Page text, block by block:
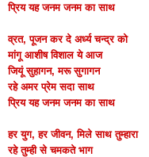
प्रिय यह जनम जनम का साथ
व्रत, पूजन कर दे अर्ध्य चन्द्र को
मांगू आशीष विशाल ये आज
जियूं सुहागन, मरू सुगागन
रहे अमर प्रेम सदा साथ
प्रिय यह जनम जनम का साथ
हर युग, हर जीवन, मिले साथ तुम्हारा
रहे तुम्ही से चमकते भाग